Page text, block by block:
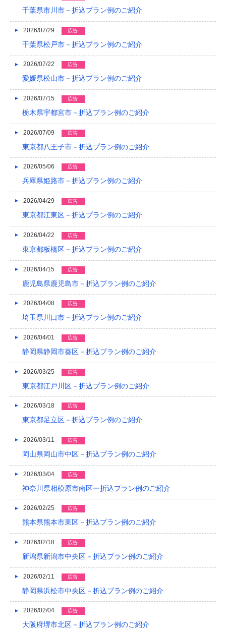
2023/01
2022/12
2022/09
2022/08
2022/06
2022/05
2022/04
2022/03
2021/12
2021/11
2021/10
2021/09
2021/08
2021/07
2021/05
2021/04
2020/12
2020/08
2020/04
2019/12
2019/08
2019/07
2019/06
2019/05
千葉県市川市－折込プラン例のご紹介
2026/07/29 広告
千葉県松戸市－折込プラン例のご紹介
2026/07/22 広告
愛媛県松山市－折込プラン例のご紹介
2026/07/15 広告
栃木県宇都宮市－折込プラン例のご紹介
2026/07/09 広告
東京都八王子市－折込プラン例のご紹介
2026/05/06 広告
兵庫県姫路市－折込プラン例のご紹介
2026/04/29 広告
東京都江東区－折込プラン例のご紹介
2026/04/22 広告
東京都板橋区－折込プラン例のご紹介
2026/04/15 広告
鹿児島県鹿児島市－折込プラン例のご紹介
2026/04/08 広告
埼玉県川口市－折込プラン例のご紹介
2026/04/01 広告
静岡県静岡市葵区－折込プラン例のご紹介
2026/03/25 広告
東京都江戸川区－折込プラン例のご紹介
2026/03/18 広告
東京都足立区－折込プラン例のご紹介
2026/03/11 広告
岡山県岡山市中区－折込プラン例のご紹介
2026/03/04 広告
神奈川県相模原市南区ー折込プラン例のご紹介
2026/02/25 広告
熊本県熊本市東区－折込プラン例のご紹介
2026/02/18 広告
新潟県新潟市中央区－折込プラン例のご紹介
2026/02/11 広告
静岡県浜松市中央区－折込プラン例のご紹介
2026/02/04 広告
大阪府堺市北区－折込プラン例のご紹介